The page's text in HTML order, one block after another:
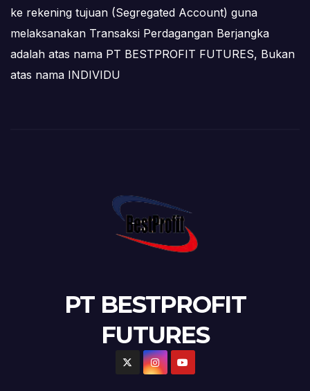
ke rekening tujuan (Segregated Account) guna
melaksanakan Transaksi Perdagangan Berjangka
adalah atas nama PT BESTPROFIT FUTURES, Bukan
atas nama INDIVIDU
PT BESTPROFIT
FUTURES